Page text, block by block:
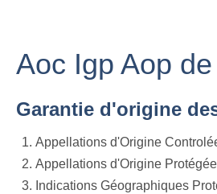
Aoc Igp Aop
Garantie d'origine
Appellations d'Origine
Appellations d'Origine
Indications Géographiques